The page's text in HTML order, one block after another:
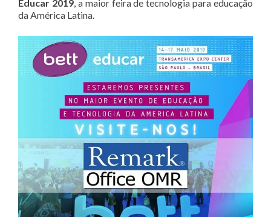
Educar 2019, a maior feira de tecnologia para educação
da América Latina.